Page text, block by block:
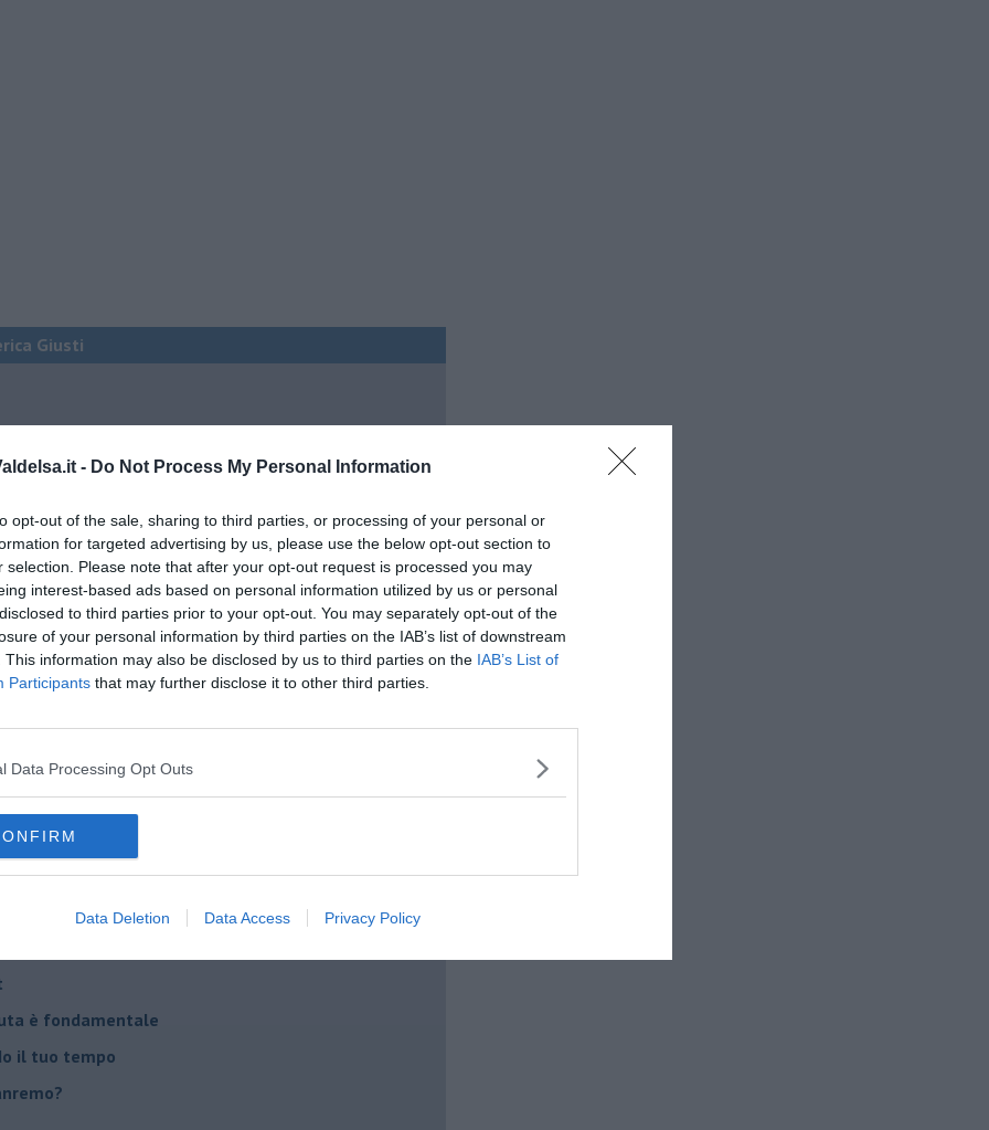
- Do Not Process My Personal Information
opt-out of the sale, sharing to third parties, or processing of your personal or
for targeted advertising by us, please use the below opt-out section to
selection. Please note that after your opt-out request is processed you may
interest-based ads based on personal information utilized by us or personal
to third parties prior to your opt-out. You may separately opt-out of the
of your personal information by third parties on the IAB’s list of downstream
This information may also be disclosed by us to third parties on the IAB’s List of
Participants that may further disclose it to other third parties.
Data Processing Opt Outs
Data Deletion Data Access Privacy Policy
Giusti
(quanto basta)
sull’umore
tempo
sindrome
è fondamentale
il tuo tempo